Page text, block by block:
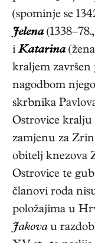
(spominje se
Jelena
i Katarina
kraljem završen
nagodbom
skrbnika
Ostrovice
zamjenu za
obitelj knezova
Ostrovice te
članovi roda
položajima u
Jakovau